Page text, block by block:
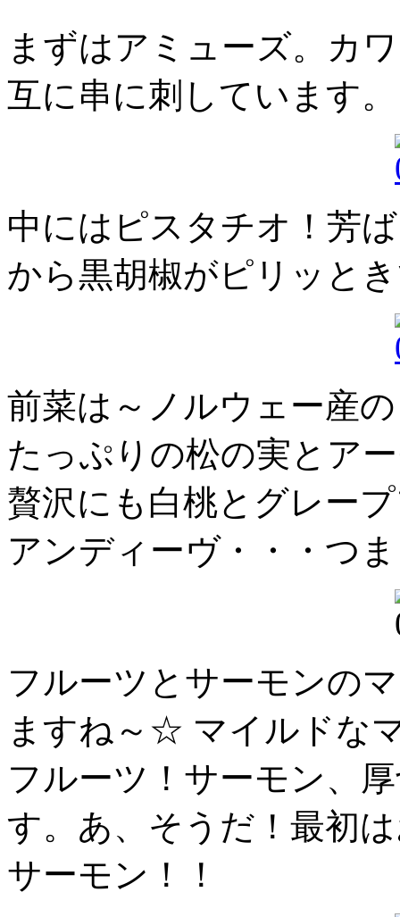
まずはアミューズ。カ
互に串に刺しています。
中にはピスタチオ！芳
から黒胡椒がピリッと
前菜は～ノルウェー産
たっぷりの松の実とア
贅沢にも白桃とグレー
アンディーヴ・・・つ
フルーツとサーモンの
ますね～☆ マイルドな
フルーツ！サーモン、
す。あ、そうだ！最初
サーモン！！